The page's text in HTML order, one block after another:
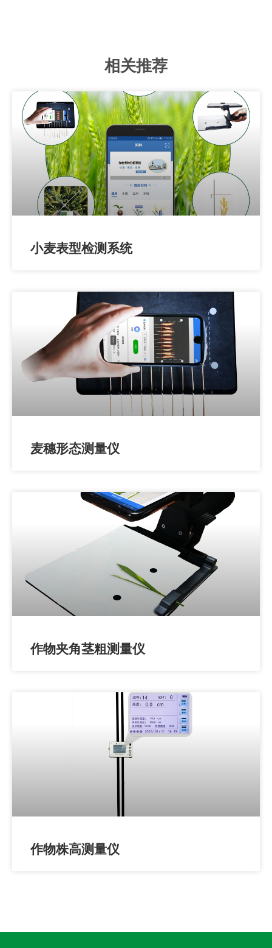
相关推荐
小麦表型检测系统
麦穗形态测量仪
作物夹角茎粗测量仪
作物株高测量仪